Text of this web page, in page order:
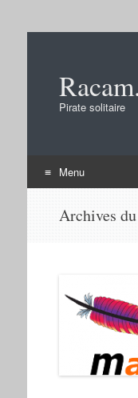
Pirate solitaire
Menu
Archives